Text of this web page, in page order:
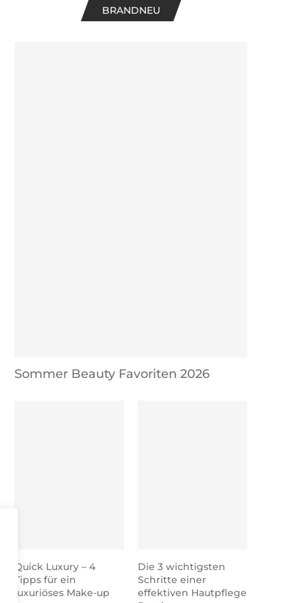
BRANDNEU
Sommer Beauty Favoriten 2026
Quick Luxury – 4
Tipps für ein
luxuriöses Make-up
Die 3 wichtigsten
Schritte einer
effektiven Hautpflege